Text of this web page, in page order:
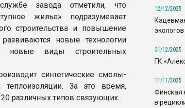
завода отметили, что
жилье» подразумевает
строительства и повышение
новые технологии
новые виды строительных
синтетические смолы-
теплоизоляции. За это время,
различных типов связующих.
12/12/2025
01/12/2025
ГК
11/11/2025
Финская
в